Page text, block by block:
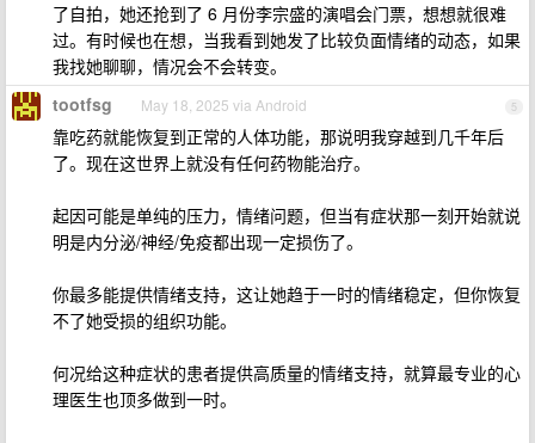
了自拍，她还抢到了 6 月份李宗盛的演唱会门票，想想就很难
过。有时候也在想，当我看到她发了比较负面情绪的动态，如果
我找她聊聊，情况会不会转变。
5
tootfsg May 18, 2025 via Android
靠吃药就能恢复到正常的人体功能，那说明我穿越到几千年后
了。现在这世界上就没有任何药物能治疗。
起因可能是单纯的压力，情绪问题，但当有症状那一刻开始就说
明是内分泌/神经/免疫都出现一定损伤了。
你最多能提供情绪支持，这让她趋于一时的情绪稳定，但你恢复
不了她受损的组织功能。
何况给这种症状的患者提供高质量的情绪支持，就算最专业的心
理医生也顶多做到一时。